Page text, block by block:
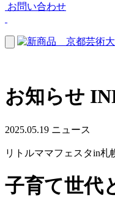
お問い合わせ
お知らせ
2025.05.19 ニュース
リトルママフェスタin札
子育て世代